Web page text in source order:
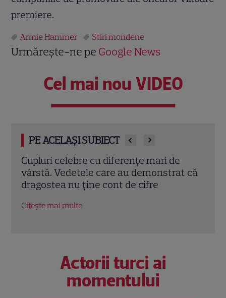
premiere.
Armie Hammer Stiri mondene
Urmărește-ne pe Google News
Cel mai nou VIDEO
PE ACELAȘI SUBIECT
Cine este Monica Tand, soția lui Nicolai
Tand. A renunțat la cariera
internațională pentru el
Citește mai multe
Actorii turci ai
momentului